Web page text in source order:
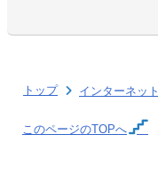
トップ インターネット
このページのTOPへ